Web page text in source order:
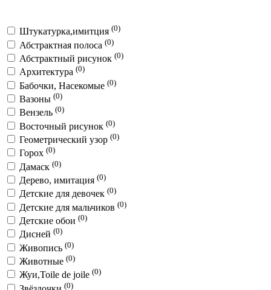
Штукатурка,имитция (0)
Абстрактная полоса (0)
Абстрактный рисунок (0)
Архитектура (0)
Бабочки, Насекомые (0)
Вазоны (0)
Вензель (0)
Восточный рисунок (0)
Геометрический узор (0)
Горох (0)
Дамаск (0)
Дерево, имитация (0)
Детские для девочек (0)
Детские для мальчиков (0)
Детские обои (0)
Дисней (0)
Живопись (0)
Животные (0)
Жуи,Toile de joile (0)
(0)